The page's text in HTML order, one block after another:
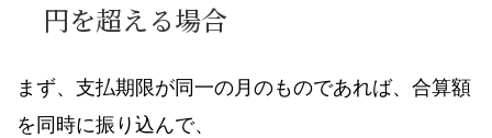
円を超える場合
まず、支払期限が同一の月のものであれば、合算額
を同時に振り込んで、